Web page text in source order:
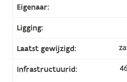
Eigenaar:
Ligging:
Laatst gewijzigd:
Infrastructuurid: